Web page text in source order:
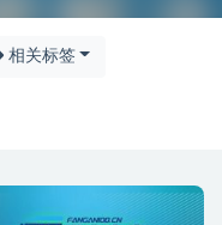
相关标签